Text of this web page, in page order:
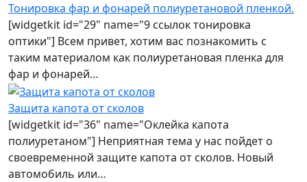
Тонировка фар и фонарей полиуретановой пленкой.
[widgetkit id="29" name="9 ссылок тонировка
оптики"] Всем привет, хотим вас познакомить с
таким материалом как полиуретановая пленка для
фар и фонарей…
Защита капота от сколов
[widgetkit id="36" name="Оклейка капота
полиуретаном"] Неприятная тема у нас пойдет о
своевременной защите капота от сколов. Новый
автомобиль или…